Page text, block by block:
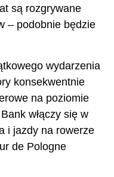
są rozgrywane
– podobnie będzie
wydarzenia
konsekwentnie
na poziomie
włączy się w
i jazdy na rowerze
de Pologne